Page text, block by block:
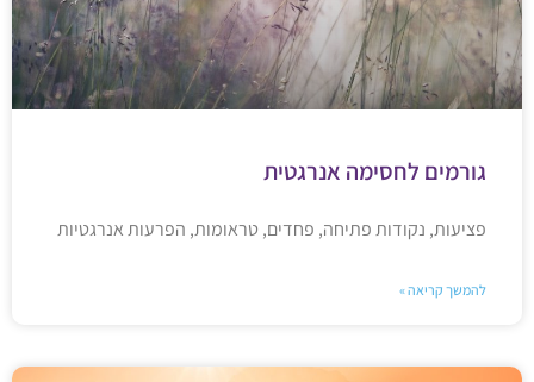
גורמים לחסימה אנרגטית
פציעות, נקודות פתיחה, פחדים, טראומות, הפרעות אנרגטיות
להמשך קריאה »